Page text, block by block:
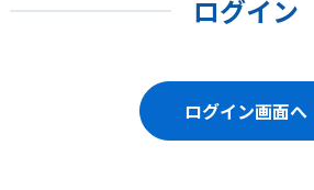
ログイン
ログイン画面へ